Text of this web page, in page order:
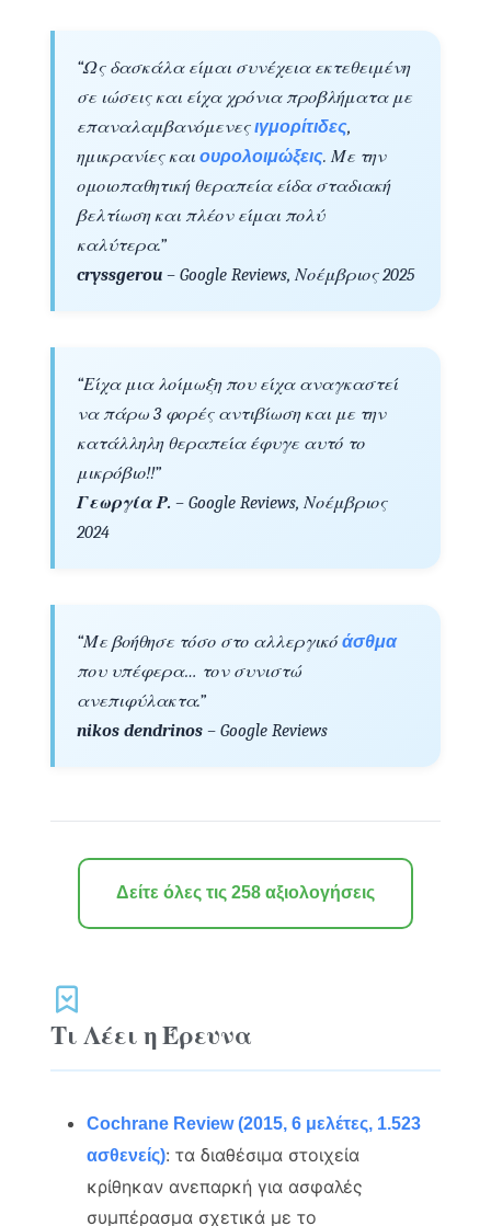
“Ως δασκάλα είμαι συνέχεια εκτεθειμένη
σε ιώσεις και είχα χρόνια προβλήματα με
επαναλαμβανόμενεςιγμορίτιδες,
ημικρανίες καιουρολοιμώξεις. Με την
ομοιοπαθητική θεραπεία είδα σταδιακή
βελτίωση και πλέον είμαι πολύ
καλύτερα.”
cryssgerou – Google Reviews, Νοέμβριος 2025
“Είχα μια λοίμωξη που είχα αναγκαστεί
να πάρω 3 φορές αντιβίωση και με την
κατάλληλη θεραπεία έφυγε αυτό το
μικρόβιο!!”
Γεωργία Ρ. – Google Reviews, Νοέμβριος
2024
“Με βοήθησε τόσο στο αλλεργικόάσθμα
που υπέφερα… τον συνιστώ
ανεπιφύλακτα.”
nikos dendrinos – Google Reviews
Δείτε όλες τις 258 αξιολογήσεις
Τι Λέει η Έρευνα
Cochrane Review (2015, 6 μελέτες, 1.523
ασθενείς): τα διαθέσιμα στοιχεία
κρίθηκαν ανεπαρκή για ασφαλές
συμπέρασμα σχετικά με το